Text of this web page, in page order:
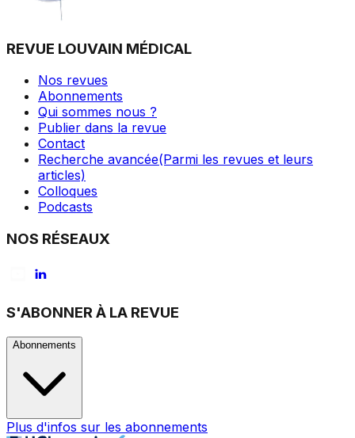
REVUE LOUVAIN MÉDICAL
Nos revues
Abonnements
Qui sommes nous ?
Publier dans la revue
Contact
Recherche avancée(Parmi les revues et leurs
articles)
Colloques
Podcasts
NOS RÉSEAUX
S'ABONNER À LA REVUE
Abonnements
Plus d'infos sur les abonnements